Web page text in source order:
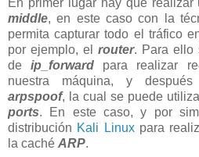
En primer lugar hay que
middle, en este caso con la
permita capturar todo el tráfico
por ejemplo, el router. Para ello
deip_forward para realizar
nuestra máquina, y
arpspoof, la cual se puede
ports. En este caso, y por
distribución Kali Linuxpara
la caché ARP.